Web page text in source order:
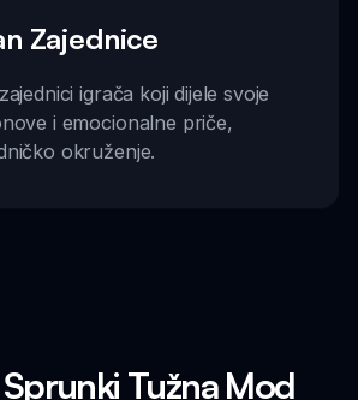
Zajednice
igrača koji dijele svoje
i emocionalne priče,
okruženje.
Tužna Mod